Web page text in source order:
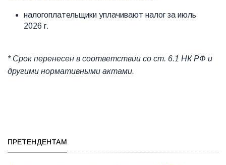
налогоплательщики уплачивают налог за июль
2026 г.
* Срок перенесен в соответствии со ст. 6.1 НК РФ и
другими нормативными актами.
ПРЕТЕНДЕНТАМ